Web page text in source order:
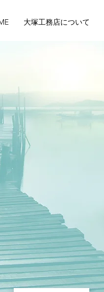
大塚工務店について